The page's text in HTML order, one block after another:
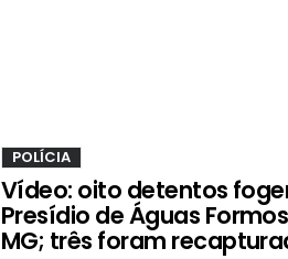
POLÍCIA
Vídeo: oito detentos
Presídio de Águas
MG; três foram